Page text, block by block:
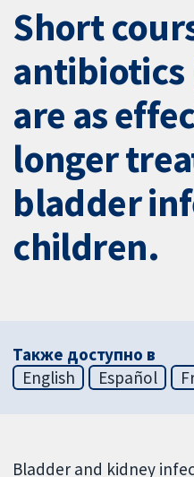
Short
antibiotics
are as
longer
bladder
children.
Также доступно в
English
Español
Bladder and kidney